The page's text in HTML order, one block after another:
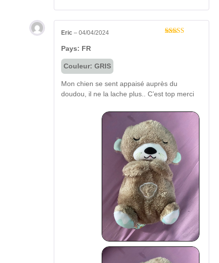
Eric – 04/04/2024
Pays: FR
Couleur: GRIS
Mon chien se sent appaisé auprès du
doudou, il ne la lache plus.. C’est top merci